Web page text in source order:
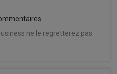
ne le regretterez pas.